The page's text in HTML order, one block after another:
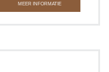
MEER INFORMATIE